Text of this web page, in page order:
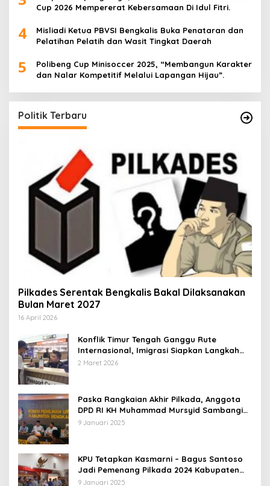
Cup 2026 Mempererat Kebersamaan Di Idul Fitri.
4
Misliadi Ketua PBVSI Bengkalis Buka Penataran dan
Pelatihan Pelatih dan Wasit Tingkat Daerah
5
Polibeng Cup Minisoccer 2025, “Membangun Karakter
dan Nalar Kompetitif Melalui Lapangan Hijau”.
Politik Terbaru
Pilkades Serentak Bengkalis Bakal Dilaksanakan
Bulan Maret 2027
16 April 2026
Konflik Timur Tengah Ganggu Rute
Internasional, Imigrasi Siapkan Langkah
Antisipatif
2 Maret 2026
Paska Rangkaian Akhir Pilkada, Anggota
DPD RI KH Muhammad Mursyid Sambangi
KPU Bengkalis
9 Januari 2025
KPU Tetapkan Kasmarni – Bagus Santoso
Jadi Pemenang Pilkada 2024 Kabupaten
Bengkalis
9 Januari 2025